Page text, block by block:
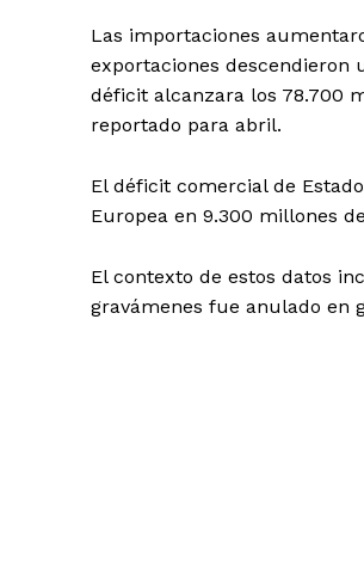
Las importaciones
exportaciones descendieron
déficit alcanzara los 78.700
reportado para abril.
El déficit comercial de
Europea en 9.300 millones
El contexto de estos datos
gravámenes fue anulado en